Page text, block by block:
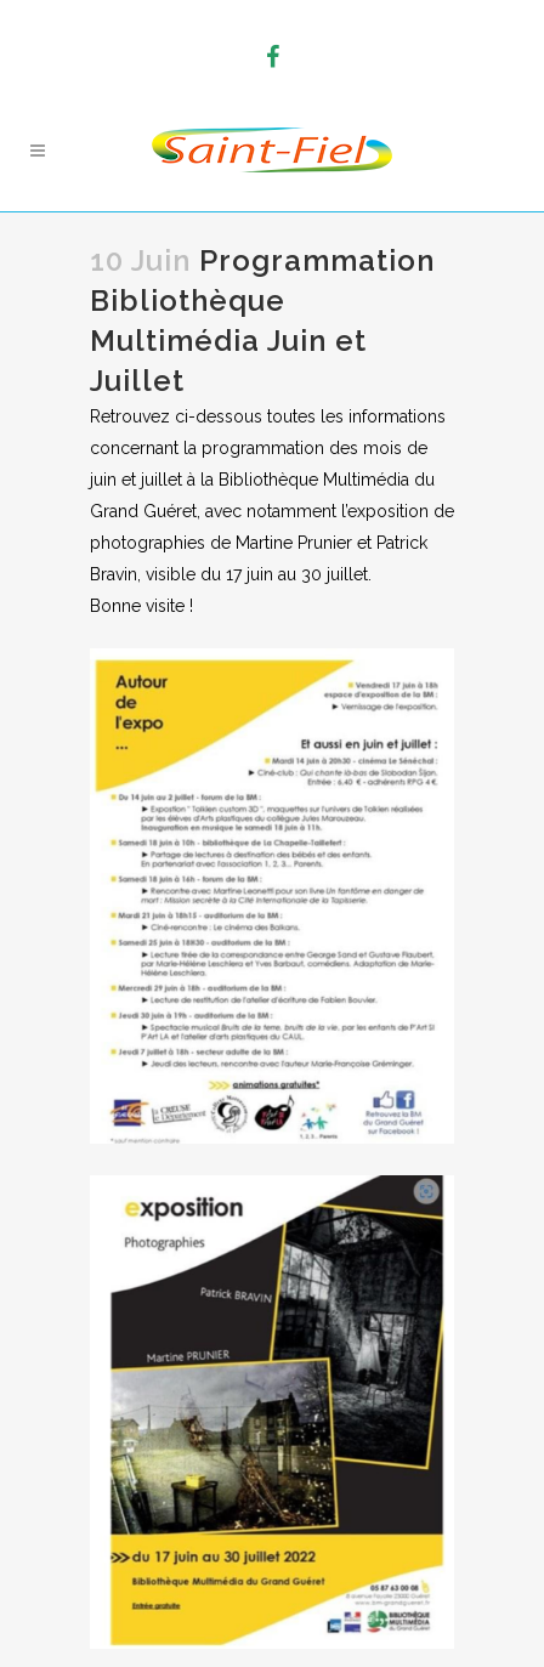
10 Juin Programmation
Bibliothèque
Multimédia Juin et
Juillet
Retrouvez ci-dessous toutes les informations
concernant la programmation des mois de
juin et juillet à la Bibliothèque Multimédia du
Grand Guéret, avec notamment l’exposition de
photographies de Martine Prunier et Patrick
Bravin, visible du 17 juin au 30 juillet.
Bonne visite !